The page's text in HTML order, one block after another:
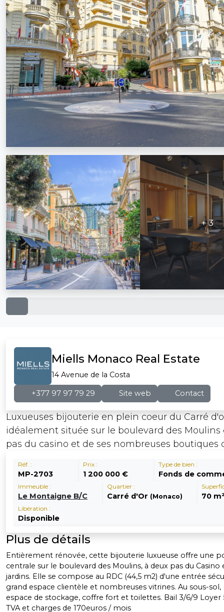
+ 3
Miells Monaco Real Estate
14 Avenue de la Costa
+377 97 97 79 29 Site web Contact
Luxueuses bijouterie en plein coeur du Carré
idéalement située sur le boulevard des Moulins
pas du casino et de ses nombreuses boutiques
Réf. :
MP-2703
Prix :
1 200 000 €
Type de bien :
Fonds de
Immeuble :
Le Montaigne B/C
Quartier :
Carré d'Or (Monaco) 70
Libération :
Disponible
Plus de détails
Entièrement rénovée, cette bijouterie luxueuse offre une
centrale sur le boulevard des Moulins, à deux pas du Casino
jardins. Elle se compose au RDC (44,5 m2) d'une entrée
grand espace clientèle et nombreuses vitrines. Au sous-sol,
espace de stockage, coffre fort et toilettes. Bail 3/6/9 Loyer
TVA et charges de 170euros / mois